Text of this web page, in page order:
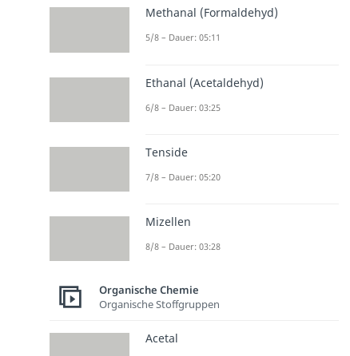
Methanal (Formaldehyd)
5/8 – Dauer: 05:11
Ethanal (Acetaldehyd)
6/8 – Dauer: 03:25
Tenside
7/8 – Dauer: 05:20
Mizellen
8/8 – Dauer: 03:28
Organische Chemie
Organische Stoffgruppen
Acetal